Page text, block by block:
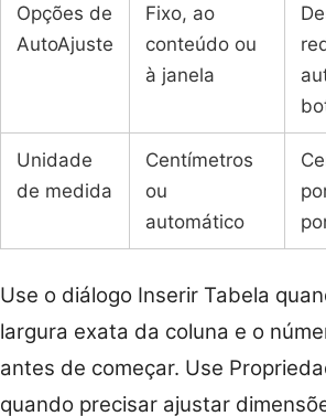
Opções de
AutoAjuste
Fixo, ao
conteúdo ou
à janela
Unidade
de medida
Centímetros
ou
automático
Use o diálogo Inserir Tabela
largura exata da coluna e o
antes de começar. Use
quando precisar ajustar